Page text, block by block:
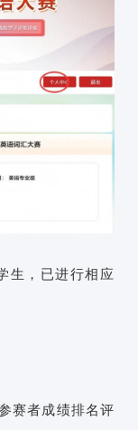
生，已进行相应
赛者成绩排名评